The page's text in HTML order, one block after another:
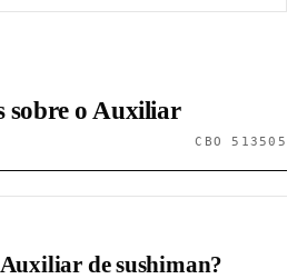
sobre o Auxiliar
CBO 513505
de sushiman?